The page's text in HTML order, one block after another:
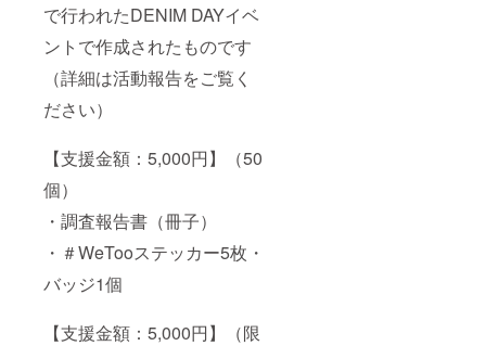
で行われたDENIM DAYイベ
ントで作成されたものです
（詳細は活動報告をご覧く
ださい）
【支援金額：5,000円】（50
個）
・調査報告書（冊子）
・＃WeTooステッカー5枚・
バッジ1個
【支援金額：5,000円】（限